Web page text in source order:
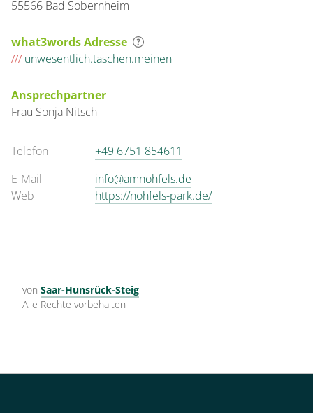
55566 Bad Sobernheim
what3words Adresse
/// unwesentlich.taschen.meinen
Ansprechpartner
Frau Sonja Nitsch
Telefon
+49 6751 854611
E-Mail
info@amnohfels.de
Web
https://nohfels-park.de/
von Saar-Hunsrück-Steig
Alle Rechte vorbehalten